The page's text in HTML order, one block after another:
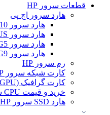
قطعات سرور HP
هارد سرور اچ پی
هارد سرور G10
هارد سرور G10 PLUS
هارد سرور G5
هارد سرور G9
رم سرور HP
کارت شبکه سرور HP | خرید کارت شبکه HP
کارت گرافیک (GPU) سرور HP
خرید و قیمت CPU سرور HP | پردازنده اورجینال Intel Xeon و AMD EPYC
هارد SSD سرور HP